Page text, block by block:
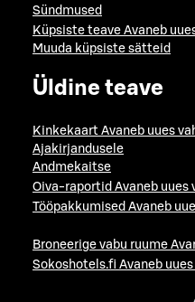
Sündmused
Küpsiste teave Avaneb
Muuda küpsiste sätteid
Üldine teave
Kinkekaart Avaneb uues
Ajakirjandusele
Andmekaitse
Oiva-raportid Avaneb uues
Tööpakkumised Avaneb
Broneerige vabu ruume
Sokoshotels.fi Avaneb